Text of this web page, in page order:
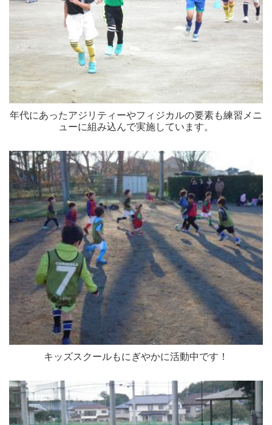
年代にあったアジリティーやフィジカルの要素も練習メニ
ューに組み込んで実施しています。
キッズスクールもにぎやかに活動中です！